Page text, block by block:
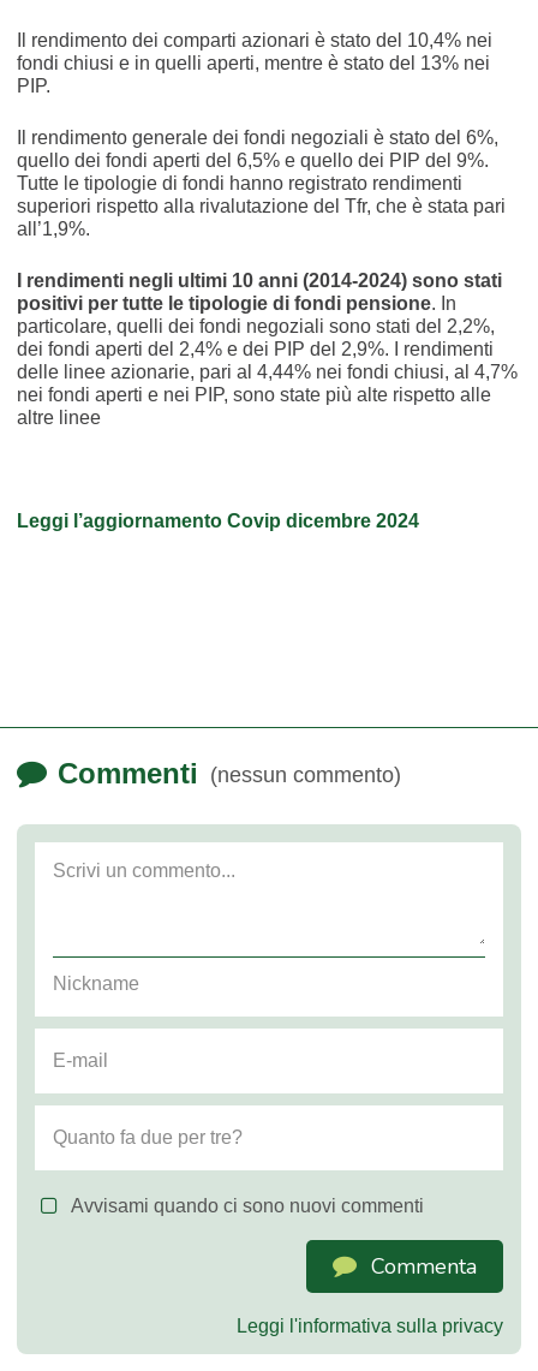
Il rendimento dei comparti azionari è stato del 10,4% nei
fondi chiusi e in quelli aperti, mentre è stato del 13% nei
PIP.
Il rendimento generale dei fondi negoziali è stato del 6%,
quello dei fondi aperti del 6,5% e quello dei PIP del 9%.
Tutte le tipologie di fondi hanno registrato rendimenti
superiori rispetto alla rivalutazione del Tfr, che è stata pari
all’1,9%.
I rendimenti negli ultimi 10 anni (2014-2024) sono stati
positivi per tutte le tipologie di fondi pensione. In
particolare, quelli dei fondi negoziali sono stati del 2,2%,
dei fondi aperti del 2,4% e dei PIP del 2,9%. I rendimenti
delle linee azionarie, pari al 4,44% nei fondi chiusi, al 4,7%
nei fondi aperti e nei PIP, sono state più alte rispetto alle
altre linee
Leggi l’aggiornamento Covip dicembre 2024
Commenti (nessun commento)
Avvisami quando ci sono nuovi commenti
Commenta
Leggi l'informativa sulla privacy